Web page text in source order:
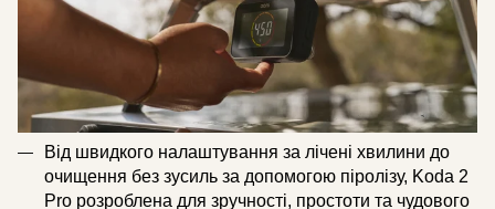
Від швидкого налаштування за лічені хвилини до
очищення без зусиль за допомогою піролізу, Koda 2
Pro розроблена для зручності, простоти та чудового